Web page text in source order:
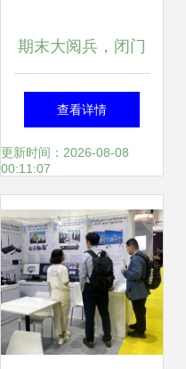
期末大阅兵，闭门
路演精彩纷呈 | 原
力加速营上海网络
技术服务专场
查看详情
更新时间：2026-08-08
00:11:07